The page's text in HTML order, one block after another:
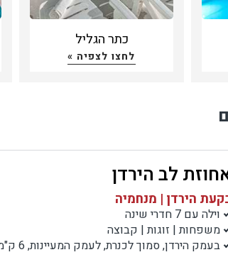
כתר הגליל
לחצו לצפיה »
לב הירדן
הירדן | מנחמיה
וילה עם 7 חדרי שינה
משפחות | זוגות | קבוצה
בעמק הירדן, סמוך לכנרת, לעמק המעיינות, 6 ק"מ מצומת צמח